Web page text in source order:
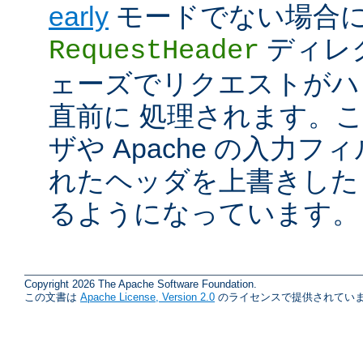
early モードでない場合
RequestHeader ディレ
ェーズでリクエストが
直前に 処理されます。
ザや Apache の入力フ
れたヘッダを上書きし
るようになっています。
Copyright 2026 The Apache Software Foundation.
この文書は Apache License, Version 2.0 のライセンスで提供されてい